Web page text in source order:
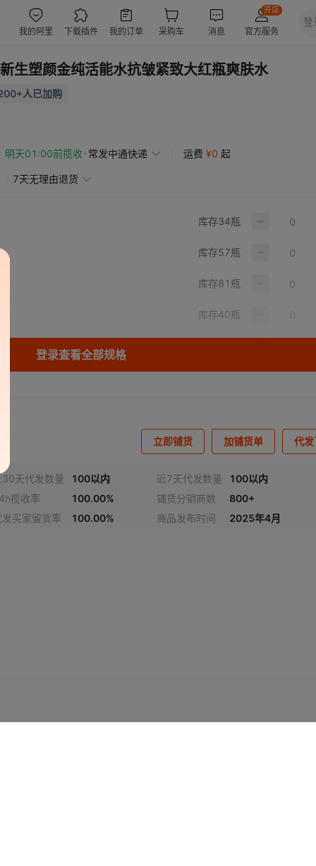
生塑颜金纯活能水抗皱紧致大红瓶爽肤水
人已加购
明天01:00前揽收 常发中通快递 运费 ¥0 起
7天无理由退货
库存34瓶
库存57瓶
库存81 瓶
库存40瓶
登录查看全部规格
立即铺货 加铺货单 代
30天代发数量 100以内 近7天代发数量
100以内
揽收率
100.00% 铺货分销商数
800+
发买家留货率
100.00% 商品发布时间 2025年4月